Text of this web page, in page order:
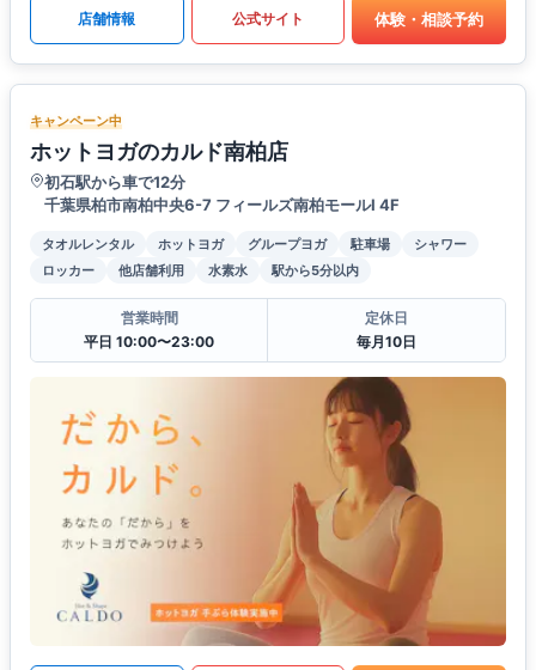
店舗情報 公式サイト 体験・相談予約
キャンペーン中
ホットヨガのカルド南柏店
初石駅から車で12分
千葉県柏市南柏中央6-7 フィールズ南柏モールⅠ 4F
タオルレンタル ホットヨガ グループヨガ 駐車場
シャワー
ロッカー
他店舗利用 水素水 駅から5分以内
営業時間
平日 10:00〜23:00
定休日
毎月10日